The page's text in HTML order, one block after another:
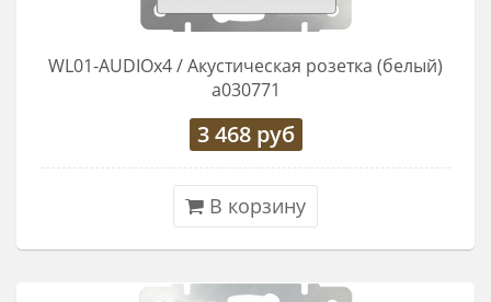
WL01-AUDIOx4 / Акустическая розетка (белый)
a030771
3 468руб
В корзину